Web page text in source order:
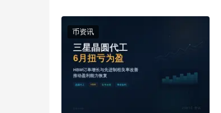
币资讯